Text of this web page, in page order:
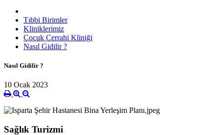
Tıbbi Birimler
Kliniklerimiz
Çocuk Cerrahi Kliniği
Nasıl Gidilir ?
Nasıl Gidilir ?
10 Ocak 2023
Sağlık Turizmi